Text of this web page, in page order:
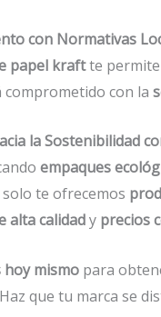
con Normativas
papel kraftte
comprometido con la
la Sostenibilidad
empaques
te ofrecemos
alta calidady precios
mismo para
que tu marca se